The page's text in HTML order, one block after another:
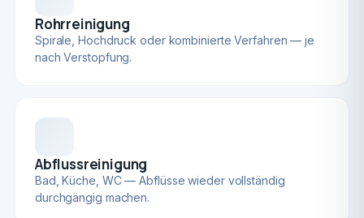
Rohrreinigung
Spirale, Hochdruck oder kombinierte Verfahren — je
nach Verstopfung.
Abflussreinigung
Bad, Küche, WC — Abflüsse wieder vollständig
durchgängig machen.